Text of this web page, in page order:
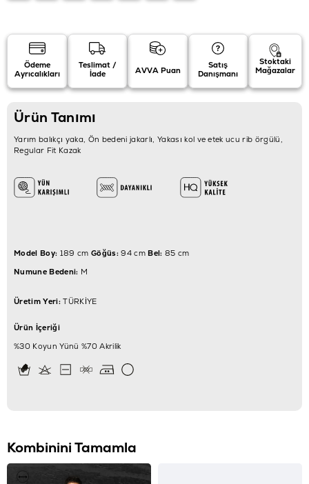
Ödeme
Ayrıcalıkları
Teslimat /
İade
AVVA Puan
Satış
Danışmanı
Stoktaki
Mağazalar
Ürün Tanımı
Yarım balıkçı yaka, Ön bedeni jakarlı, Yakası kol ve etek ucu rib örgülü,
Regular Fit Kazak
Model Boy: 189 cm Göğüs:94 cmBel: 85 cm
Numune Bedeni: M
Üretim Yeri:TÜRKİYE
Ürün İçeriği
%30 Koyun Yünü %70 Akrilik
Kombinini Tamamla